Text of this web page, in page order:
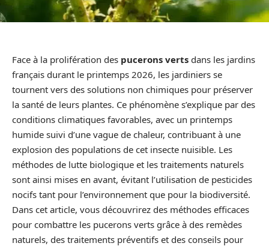
Face à la prolifération des pucerons verts dans les jardins
français durant le printemps 2026, les jardiniers se
tournent vers des solutions non chimiques pour préserver
la santé de leurs plantes. Ce phénomène s’explique par des
conditions climatiques favorables, avec un printemps
humide suivi d’une vague de chaleur, contribuant à une
explosion des populations de cet insecte nuisible. Les
méthodes de lutte biologique et les traitements naturels
sont ainsi mises en avant, évitant l’utilisation de pesticides
nocifs tant pour l’environnement que pour la biodiversité.
Dans cet article, vous découvrirez des méthodes efficaces
pour combattre les pucerons verts grâce à des remèdes
naturels, des traitements préventifs et des conseils pour